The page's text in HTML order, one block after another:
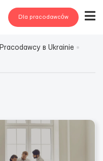
Dla pracodawców
Pracodawcy в Ukrainie